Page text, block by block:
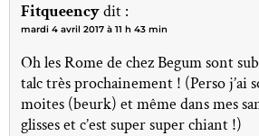
Fitqueencydit :
mardi 4 avril 2017 à 11 h 43 min
Oh les Rome de chez Begum sont
talc très prochainement ! (Perso j’ai
moites (beurk) et même dans mes
glisses et c’est super super chiant !)